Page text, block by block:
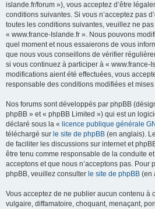
islande.fr/forum »), vous acceptez d’être
conditions suivantes. Si vous n’acceptez pas
toutes les conditions suivantes, veuillez ne
« www.france-Islande.fr ». Nous pouvons
quel moment et nous essaierons de vous
que nous vous conseillons de vérifier
si vous continuez à participer à « www.france-
modifications aient été effectuées, vous
responsable des conditions modifiées et mises
Nos forums sont développés par phpBB
phpBB » et « phpBB Limited ») qui est un
déclaré sous la « licence publique générale
téléchargé sur le site de phpBB (en anglais).
de faciliter les discussions sur internet et
être tenu comme responsable de la conduite
acceptons et que nous n’acceptons pas. Pour
phpBB, veuillez consulter le site de phpBB (en
Vous acceptez de ne publier aucun contenu à
vulgaire, diffamatoire, choquant, menaçant,